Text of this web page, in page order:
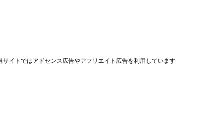
サイトではアドセンス広告やアフリエイト広告を利用しています